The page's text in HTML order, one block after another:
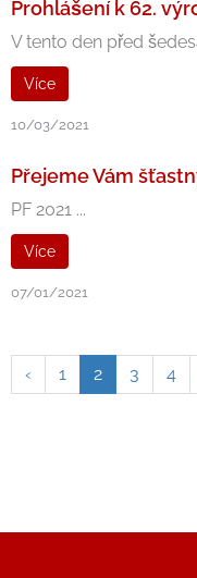
Prohlášení k 62.
V tento den před
Více
10/03/2021
Přejeme Vám
PF 2021 ...
Více
07/01/2021
‹ 1 2 3 4